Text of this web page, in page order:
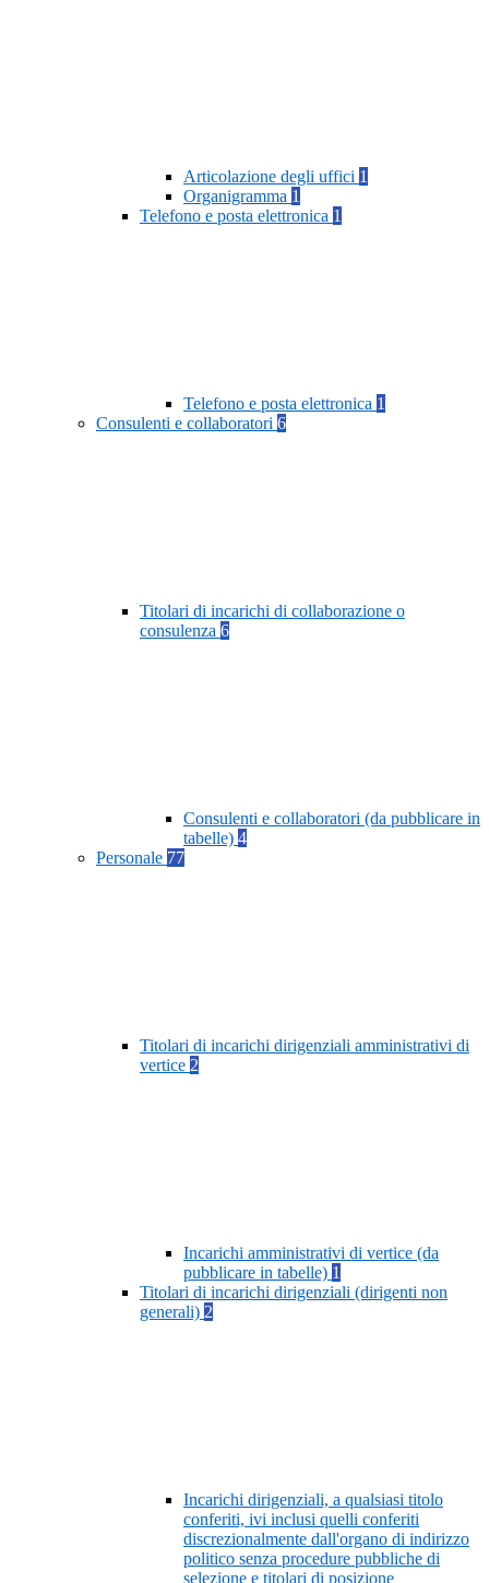
Articolazione degli uffici 1
Organigramma 1
Telefono e posta elettronica 1
Telefono e posta elettronica 1
Consulenti e collaboratori 6
Titolari di incarichi di collaborazione o
consulenza 6
Consulenti e collaboratori (da pubblicare in
tabelle) 4
Personale 77
Titolari di incarichi dirigenziali amministrativi di
vertice 2
Incarichi amministrativi di vertice (da
pubblicare in tabelle) 1
Titolari di incarichi dirigenziali (dirigenti non
generali) 2
Incarichi dirigenziali, a qualsiasi titolo
conferiti, ivi inclusi quelli conferiti
discrezionalmente dall'organo di indirizzo
politico senza procedure pubbliche di
selezione e titolari di posizione